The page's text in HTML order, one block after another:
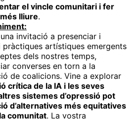
el vincle comunitari i fer
lliure.
invitació a presenciar i
artístiques emergents
dels nostres temps,
converses en torn a la
de coalicions. Vine a explorar
crítica de la IA i les seves
sistemes d’opressió pot
d’alternatives més equitatives
comunitat. La vostra